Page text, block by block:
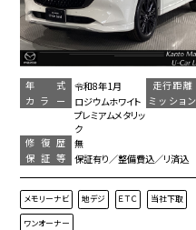
年 式 令和8年1月 走行距離
カラー
ロジウムホワイト
プレミアムメタリッ
ク
ミッション
修復歴
無
保証等
保証有り／整備費込／リ済込
メモリーナビ 地デジ ＥＴＣ 当社下取
ワンオーナー